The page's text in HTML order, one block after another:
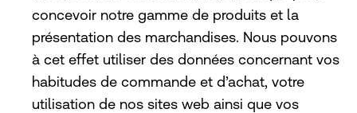
concevoir notre gamme de produits et la
présentation des marchandises. Nous pouvons
à cet effet utiliser des données concernant vos
habitudes de commande et d’achat, votre
utilisation de nos sites web ainsi que vos